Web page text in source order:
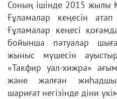
Соның ішінде 2015 жылы
Ғұламалар кеңесін
Ғұламалар кеңесі
бойынша пәтуалар
жыныс мүшесін
«Такфир уал-хижра»
және жалған
шариғат негізінде діни